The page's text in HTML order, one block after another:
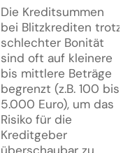
Die Kreditsummen
bei Blitzkrediten trotz
schlechter Bonität
sind oft auf kleinere
bis mittlere Beträge
begrenzt (z.B. 100 bis
5.000 Euro), um das
Risiko für die
Kreditgeber
überschaubar zu